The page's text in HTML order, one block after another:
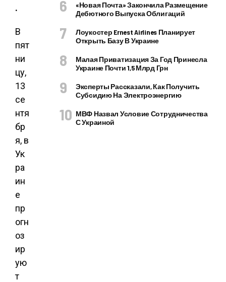
.
В
пят
ни
цу,
13
се
нтя
бр
я, в
Ук
ра
ин
е
пр
огн
оз
ир
ую
т
«Новая Почта» Закончила Размещение
Дебютного Выпуска Облигаций
Лоукостер Ernest Airlines Планирует
Открыть Базу В Украине
Малая Приватизация За Год Принесла
Украине Почти 1,5 Млрд Грн
Эксперты Рассказали, Как Получить
Субсидию На Электроэнергию
МВФ Назвал Условие Сотрудничества
С Украиной